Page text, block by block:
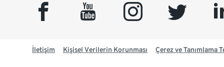
facebook youtube instagram twitter
İletişim Kişisel Verilerin Korunması Çerez ve Tanımlama